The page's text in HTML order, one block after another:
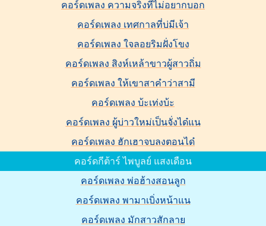
คอร์ดเพลง ความจริงที่ไม่อยากบอก
คอร์ดเพลง เทศกาลที่บ่มีเจ้า
คอร์ดเพลง ใจลอยริมฝั่งโขง
คอร์ดเพลง สิงห์เหล้าขาวผู้สาวถิ่ม
คอร์ดเพลง ให้เขาสาคำว่าสามี
คอร์ดเพลง บ้ะเท่งบ้ะ
คอร์ดเพลง ผู้บ่าวใหม่เป็นจั่งได๋แน
คอร์ดเพลง ฮักเฮาจบลงตอนได๋
คอร์ดกีต้าร์ ไพบูลย์ แสงเดือน
คอร์ดเพลง พ่อฮ้างสอนลูก
คอร์ดเพลง พามาเบิ่งหน้าแน
คอร์ดเพลง มักสาวสักลาย